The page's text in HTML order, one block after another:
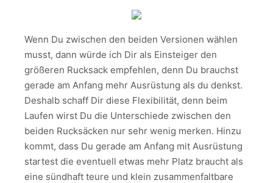
Wenn Du zwischen den beiden Versionen wählen
musst, dann würde ich Dir als Einsteiger den
größeren Rucksack empfehlen, denn Du brauchst
gerade am Anfang mehr Ausrüstung als du denkst.
Deshalb schaff Dir diese Flexibilität, denn beim
Laufen wirst Du die Unterschiede zwischen den
beiden Rucksäcken nur sehr wenig merken. Hinzu
kommt, dass Du gerade am Anfang mit Ausrüstung
startest die eventuell etwas mehr Platz braucht als
eine sündhaft teure und klein zusammenfaltbare